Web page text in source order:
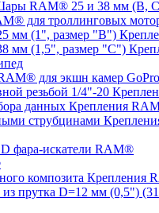
RAM® 25 и 38 мм (B,
для троллинговых
для экшн камер
Крепления
фара-искатели RAM®
Крепления